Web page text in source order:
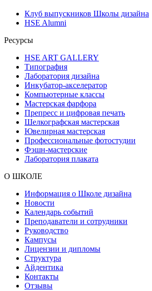
Клуб выпускников Школы дизайна
HSE Alumni
Ресурсы
HSE ART GALLERY
Типография
Лаборатория дизайна
Инкубатор-акселератор
Компьютерные классы
Мастерская фарфора
Препресс и цифровая печать
Шелкографская мастерская
Ювелирная мастерская
Профессиональные фотостудии
Фэшн-мастерские
Лаборатория плаката
О ШКОЛЕ
Информация о Школе дизайна
Новости
Календарь событий
Преподаватели и сотрудники
Руководство
Кампусы
Лицензии и дипломы
Структура
Айдентика
Контакты
Отзывы